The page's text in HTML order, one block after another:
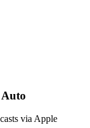
via Apple